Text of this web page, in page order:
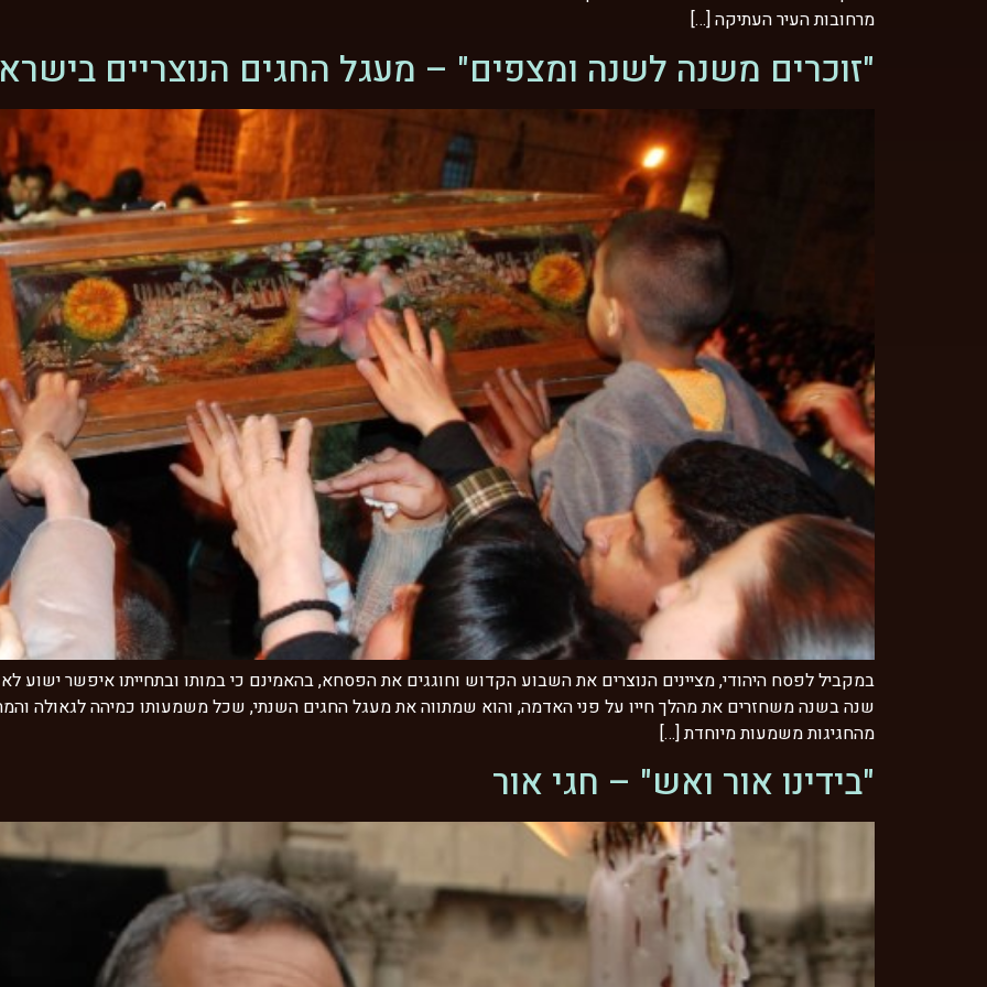
מרחובות העיר העתיקה […]
"זוכרים משנה לשנה ומצפים" – מעגל החגים הנוצריים
במקביל לפסח היהודי, מציינים הנוצרים את השבוע הקדוש וחוגגים את הפסחא, בהאמינם כי במותו ובתחייתו איפשר ישוע
שנה בשנה משחזרים את מהלך חייו על פני האדמה, והוא שמתווה את מעגל החגים השנתי, שכל משמעותו כמיהה לגאולה
מהחגיגות משמעות מיוחדת […]
"בידינו אור ואש" – חגי אור